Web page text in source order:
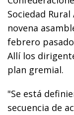
Sociedad Rural
novena
febrero
Allí los
plan gremial.
"Se está
secuencia de